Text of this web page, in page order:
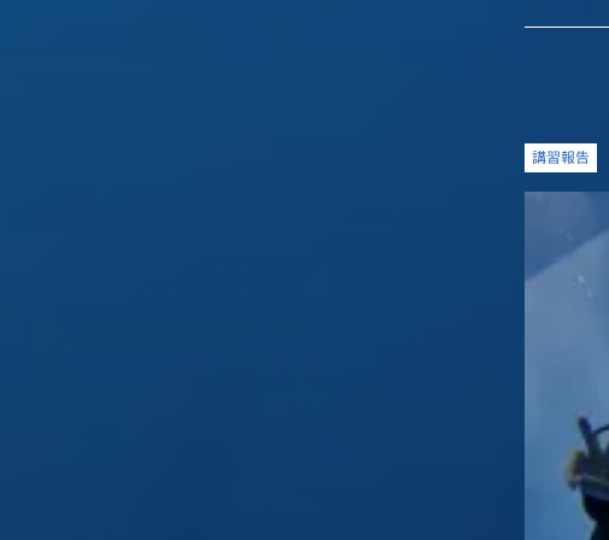
講習報告